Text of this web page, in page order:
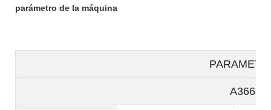
parámetro de la máquina
A366